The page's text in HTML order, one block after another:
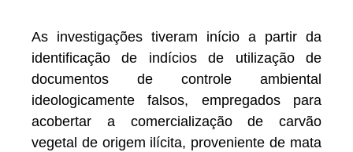
As investigações tiveram início a partir da
identificação de indícios de utilização de
documentos de controle ambiental
ideologicamente falsos, empregados para
acobertar a comercialização de carvão
vegetal de origem ilícita, proveniente de mata